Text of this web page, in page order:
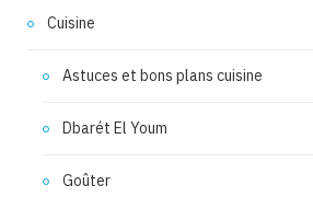
Cuisine
Astuces et bons plans cuisine
Dbarét El Youm
Goûter